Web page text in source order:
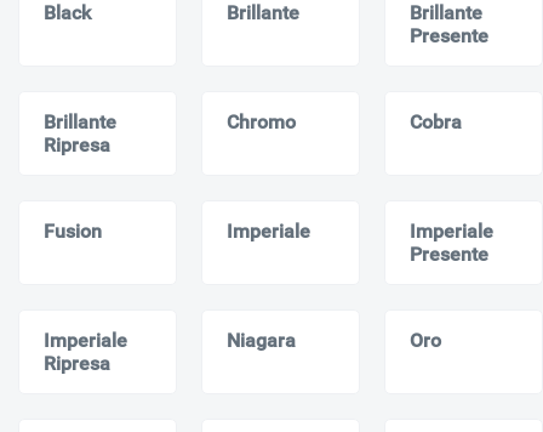
Black Brillante
Brillante
Presente
Brillante
Ripresa
Chromo Cobra
Fusion Imperiale
Imperiale
Presente
Imperiale
Ripresa
Niagara Oro